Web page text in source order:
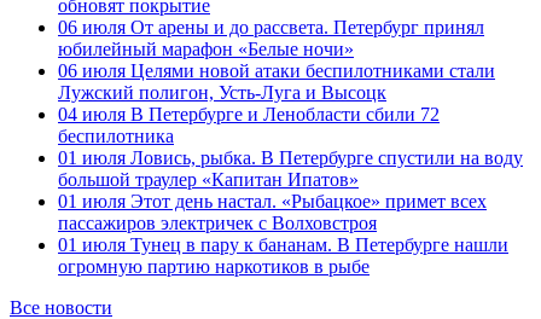
обновят покрытие
06 июля От арены и до рассвета. Петербург принял
юбилейный марафон «Белые ночи»
06 июля Целями новой атаки беспилотниками стали
Лужский полигон, Усть-Луга и Высоцк
04 июля В Петербурге и Ленобласти сбили 72
беспилотника
01 июля Ловись, рыбка. В Петербурге спустили на воду
большой траулер «Капитан Ипатов»
01 июля Этот день настал. «Рыбацкое» примет всех
пассажиров электричек с Волховстроя
01 июля Тунец в пару к бананам. В Петербурге нашли
огромную партию наркотиков в рыбе
Все новости